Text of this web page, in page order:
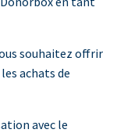
souhaitez offrir
achats de
avec le